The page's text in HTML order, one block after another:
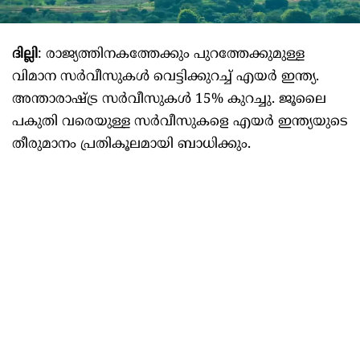
ദില്ലി: രാജ്യത്തിനകത്തേക്കും പുറത്തേക്കുമുള്ള
വിമാന സർവീസുകൾ വെട്ടിക്കുറച്ച് എയർ ഇന്ത്യ.
അന്താരാഷ്ട്ര സർവീസുകൾ 15% കുറച്ചു. ജൂലൈ
പകുതി വരെയുള്ള സർവീസുകളെ എയർ ഇന്ത്യയുടെ
തീരുമാനം പ്രതികൂലമായി ബാധിക്കും.